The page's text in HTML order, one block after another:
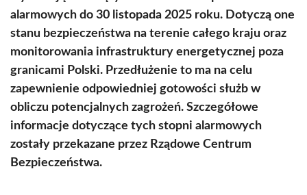
alarmowych do 30 listopada 2025 roku. Dotyczą one
stanu bezpieczeństwa na terenie całego kraju oraz
monitorowania infrastruktury energetycznej poza
granicami Polski. Przedłużenie to ma na celu
zapewnienie odpowiedniej gotowości służb w
obliczu potencjalnych zagrożeń. Szczegółowe
informacje dotyczące tych stopni alarmowych
zostały przekazane przez Rządowe Centrum
Bezpieczeństwa.